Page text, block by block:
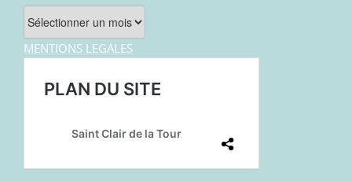
Archives
MENTIONS LEGALES